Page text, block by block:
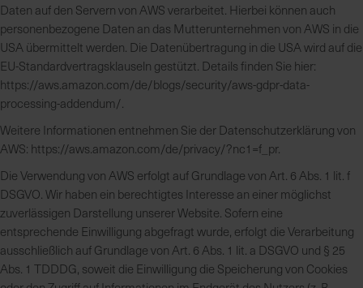
e
u
n
d
z
v
e
r
ä
s
s
i
g
Daten auf den Servern von AWS verarbeitet. Hierbei können auch
personenbezogene Daten an das Mutterunternehmen von AWS in die
USA übermittelt werden. Die Datenübertragung in die USA wird auf die
EU-Standardvertragsklauseln gestützt. Details finden Sie hier:
https://aws.amazon.com/de/blogs/security/aws-gdpr-data-
processing-addendum/.
Weitere Informationen entnehmen Sie der Datenschutzerklärung von
AWS: https://aws.amazon.com/de/privacy/?nc1=f_pr.
Die Verwendung von AWS erfolgt auf Grundlage von Art. 6 Abs. 1 lit. f
DSGVO. Wir haben ein berechtigtes Interesse an einer möglichst
zuverlässigen Darstellung unserer Website. Sofern eine
entsprechende Einwilligung abgefragt wurde, erfolgt die Verarbeitung
ausschließlich auf Grundlage von Art. 6 Abs. 1 lit. a DSGVO und § 25
Abs. 1 TDDDG, soweit die Einwilligung die Speicherung von Cookies